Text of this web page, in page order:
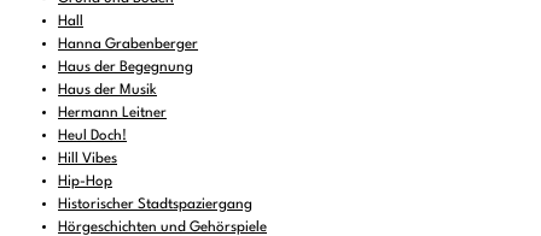
Hall
Hanna Grabenberger
Haus der Begegnung
Haus der Musik
Hermann Leitner
Heul Doch!
Hill Vibes
Hip-Hop
Historischer Stadtspaziergang
Hörgeschichten und Gehörspiele